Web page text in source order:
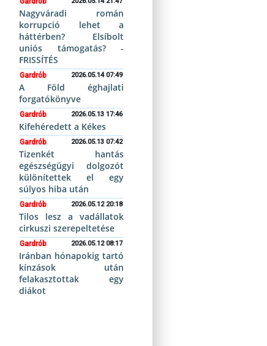
Nagyváradi román
korrupció lehet a
háttérben? Elsíbolt
uniós támogatás? -
FRISSÍTÉS
Gardrób 2026.05.14 07:49
A Föld éghajlati
forgatókönyve
Gardrób 2026.05.13 17:46
Kifehéredett a Kékes
Gardrób 2026.05.13 07:42
Tizenkét hantás
egészségügyi dolgozót
különítettek el egy
súlyos hiba után
Gardrób 2026.05.12 20:18
Tilos lesz a vadállatok
cirkuszi szerepeltetése
Gardrób 2026.05.12 08:17
Iránban hónapokig tartó
kínzások után
felakasztottak egy
diákot